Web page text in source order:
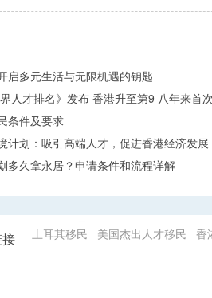
启多元生活与无限机遇的钥匙
界人才排名》发布 香港升至第9 八年来首
条件及要求
计划：吸引高端人才，促进香港经济发展
多久拿永居？申请条件和流程详解
接 土耳其移民 美国杰出人才移民 香